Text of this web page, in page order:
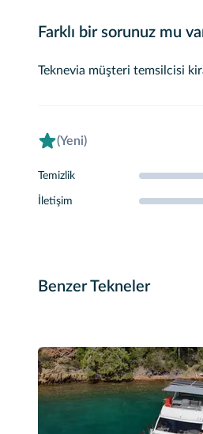
Farklı bir sorunuz mu
Teknevia müşteri temsilcisi
(Yeni)
Temizlik
İletişim
Benzer Tekneler